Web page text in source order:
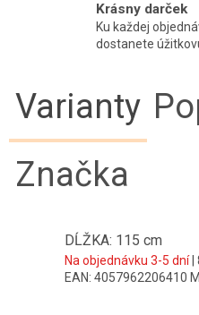
Krásny darček
Ku každej
dostanete
Varianty
Značka
DĹŽKA: 115 cm
Na objednávku 3-5 dní
EAN: 4057962206410